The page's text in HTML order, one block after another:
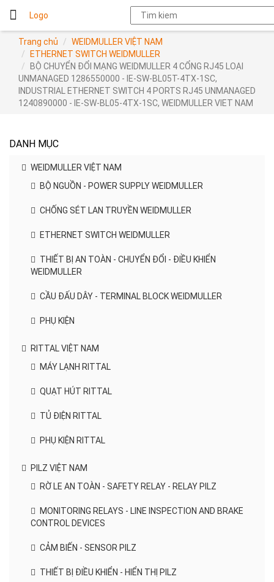
Logo
Trang chủ
WEIDMULLER VIỆT NAM
ETHERNET SWITCH WEIDMULLER
BỘ CHUYỂN ĐỔI MẠNG WEIDMULLER 4 CỔNG RJ45 LOẠI
UNMANAGED 1286550000 - IE-SW-BL05T-4TX-1SC,
INDUSTRIAL ETHERNET SWITCH 4 PORTS RJ45 UNMANAGED
1240890000 - IE-SW-BL05-4TX-1SC, WEIDMULLER VIET NAM
DANH MỤC
WEIDMULLER VIỆT NAM
BỘ NGUỒN - POWER SUPPLY WEIDMULLER
CHỐNG SÉT LAN TRUYỀN WEIDMULLER
ETHERNET SWITCH WEIDMULLER
THIẾT BỊ AN TOÀN - CHUYỂN ĐỔI - ĐIỀU KHIỂN
WEIDMULLER
CẦU ĐẤU DÂY - TERMINAL BLOCK WEIDMULLER
PHỤ KIỆN
RITTAL VIỆT NAM
MÁY LẠNH RITTAL
QUẠT HÚT RITTAL
TỦ ĐIỆN RITTAL
PHỤ KIỆN RITTAL
PILZ VIỆT NAM
RỜ LE AN TOÀN - SAFETY RELAY - RELAY PILZ
MONITORING RELAYS - LINE INSPECTION AND BRAKE
CONTROL DEVICES
CẢM BIẾN - SENSOR PILZ
THIẾT BỊ ĐIỀU KHIỂN - HIỂN THỊ PILZ